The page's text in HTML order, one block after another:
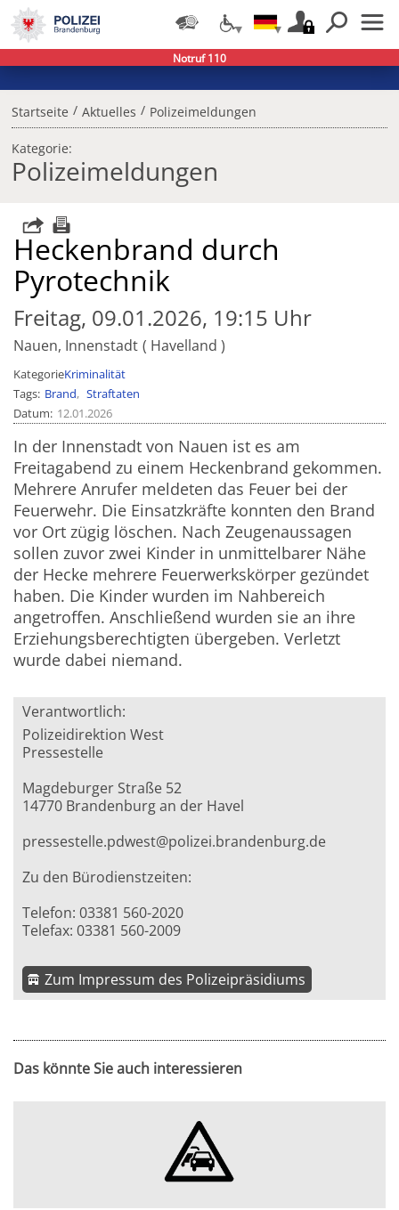
Startseite / Aktuelles / Polizeimeldungen
Kategorie:
Polizeimeldungen
Heckenbrand durch
Pyrotechnik
Freitag, 09.01.2026, 19:15 Uhr
Nauen, Innenstadt Havelland
KategorieKriminalität
Tags Brand
Straftaten
Datum 12.01.2026
In der Innenstadt von Nauen ist es am
Freitagabend zu einem Heckenbrand gekommen.
Mehrere Anrufer meldeten das Feuer bei der
Feuerwehr. Die Einsatzkräfte konnten den Brand
vor Ort zügig löschen. Nach Zeugenaussagen
sollen zuvor zwei Kinder in unmittelbarer Nähe
der Hecke mehrere Feuerwerkskörper gezündet
haben. Die Kinder wurden im Nahbereich
angetroffen. Anschließend wurden sie an ihre
Erziehungsberechtigten übergeben. Verletzt
wurde dabei niemand.
Verantwortlich:
Polizeidirektion West
Pressestelle
Magdeburger Straße 52
14770 Brandenburg an der Havel
pressestelle.pdwest@polizei.brandenburg.de
Zu den Bürodienstzeiten:
Telefon: 03381 560-2020
Telefax: 03381 560-2009
Zum Impressum des Polizeipräsidiums
Das könnte Sie auch interessieren
Notruf 110